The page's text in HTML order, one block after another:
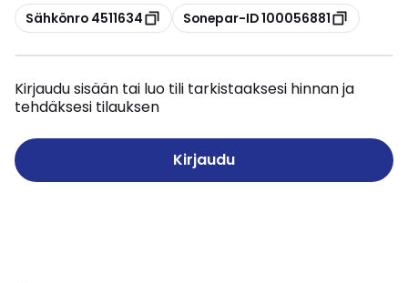
Kopioi
Sähkönro 4511634 Kopioi
Sonepar-ID 100056881
Kirjaudu sisään tai luo tili tarkistaaksesi hinnan ja
tehdäksesi tilauksen
Kirjaudu